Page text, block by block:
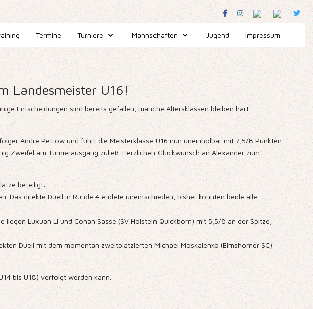
Termine Turniere Mannschaften Jugend Impressum
Landesmeister U16!
Entscheidungen sind bereits gefallen, manche Altersklassen bleiben hart
Andre Petrow und führt die Meisterklasse U16 nun uneinholbar mit 7,5/8 Punkten
Zweifel am Turnierausgang zuließ. Herzlichen Glückwunsch an Alexander zum
beteiligt:
Das direkte Duell in Runde 4 endete unentschieden, bisher konnten beide alle
Luxuan Li und Conan Sasse (SV Holstein Quickborn) mit 5,5/8 an der Spitze,
Duell mit dem momentan zweitplatzierten Michael Moskalenko (Elmshorner SC)
bis U18) verfolgt werden kann.